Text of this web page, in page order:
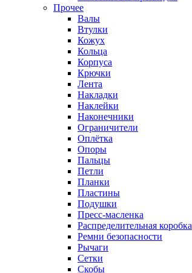
Прочее
Валы
Втулки
Кожух
Кольца
Корпуса
Крючки
Лента
Накладки
Наклейки
Наконечники
Ограничители
Оплётка
Опоры
Пальцы
Петли
Планки
Пластины
Подушки
Пресс-масленка
Распределительная коробка
Ремни безопасности
Рычаги
Сетки
Скобы